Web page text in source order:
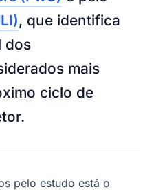
, que identifica
dos
mais
ciclo de
pelo estudo está o